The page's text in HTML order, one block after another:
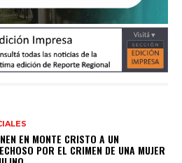
EN MONTE CRISTO A UN
POR EL CRIMEN DE UNA MUJER